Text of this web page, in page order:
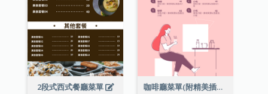
2段式西式餐廳菜單 咖啡廳菜單(附精美插圖)